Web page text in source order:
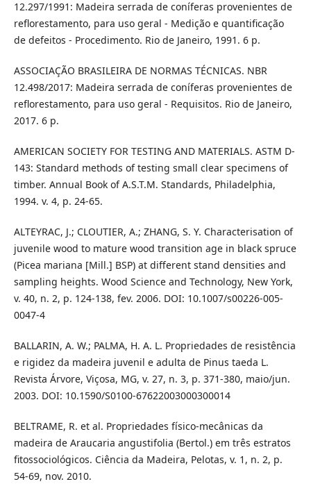
12.297/1991: Madeira serrada de coníferas provenientes de
reflorestamento, para uso geral - Medição e quantificação
de defeitos - Procedimento. Rio de Janeiro, 1991. 6 p.
ASSOCIAÇÃO BRASILEIRA DE NORMAS TÉCNICAS. NBR
12.498/2017: Madeira serrada de coníferas provenientes de
reflorestamento, para uso geral - Requisitos. Rio de Janeiro,
2017. 6 p.
AMERICAN SOCIETY FOR TESTING AND MATERIALS. ASTM D-
143: Standard methods of testing small clear specimens of
timber. Annual Book of A.S.T.M. Standards, Philadelphia,
1994. v. 4, p. 24-65.
ALTEYRAC, J.; CLOUTIER, A.; ZHANG, S. Y. Characterisation of
juvenile wood to mature wood transition age in black spruce
(Picea mariana [Mill.] BSP) at different stand densities and
sampling heights. Wood Science and Technology, New York,
v. 40, n. 2, p. 124-138, fev. 2006. DOI: 10.1007/s00226-005-
0047-4
BALLARIN, A. W.; PALMA, H. A. L. Propriedades de resistência
e rigidez da madeira juvenil e adulta de Pinus taeda L.
Revista Árvore, Viçosa, MG, v. 27, n. 3, p. 371-380, maio/jun.
2003. DOI: 10.1590/S0100-67622003000300014
BELTRAME, R. et al. Propriedades físico-mecânicas da
madeira de Araucaria angustifolia (Bertol.) em três estratos
fitossociológicos. Ciência da Madeira, Pelotas, v. 1, n. 2, p.
54-69, nov. 2010.